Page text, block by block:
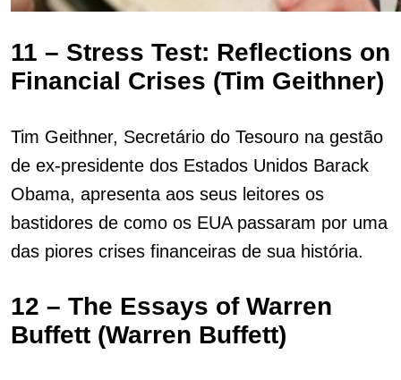
11 – Stress Test: Reflections on
Financial Crises (Tim Geithner)
Tim Geithner, Secretário do Tesouro na gestão
de ex-presidente dos Estados Unidos Barack
Obama, apresenta aos seus leitores os
bastidores de como os EUA passaram por uma
das piores crises financeiras de sua história.
12 – The Essays of Warren
Buffett (Warren Buffett)